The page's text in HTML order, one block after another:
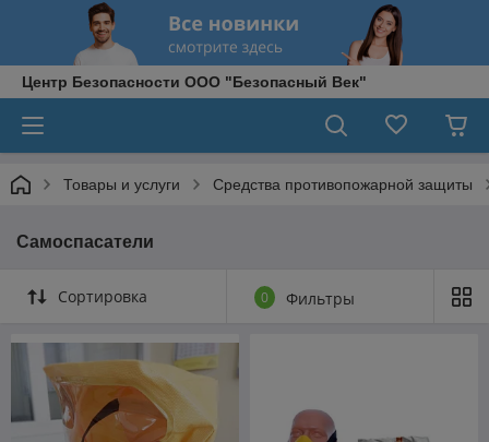
Центр Безопасности ООО "Безопасный Век"
Товары и услуги Средства противопожарной защиты
Самоспасатели
Сортировка 0 Фильтры